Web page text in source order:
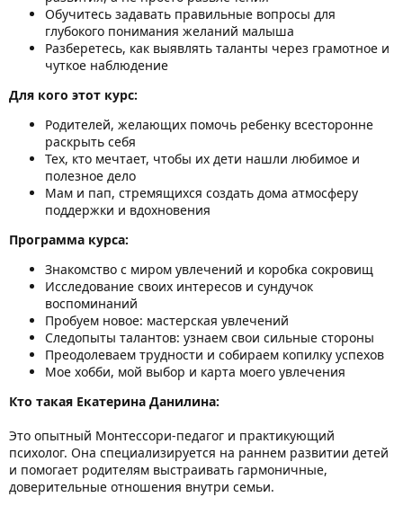
Обучитесь задавать правильные вопросы для
глубокого понимания желаний малыша
Разберетесь, как выявлять таланты через грамотное и
чуткое наблюдение
Для кого этот курс:
Родителей, желающих помочь ребенку всесторонне
раскрыть себя
Тех, кто мечтает, чтобы их дети нашли любимое и
полезное дело
Мам и пап, стремящихся создать дома атмосферу
поддержки и вдохновения
Программа курса:
Знакомство с миром увлечений и коробка сокровищ
Исследование своих интересов и сундучок
воспоминаний
Пробуем новое: мастерская увлечений
Следопыты талантов: узнаем свои сильные стороны
Преодолеваем трудности и собираем копилку успехов
Мое хобби, мой выбор и карта моего увлечения
Кто такая Екатерина Данилина:
Это опытный Монтессори-педагог и практикующий
психолог. Она специализируется на раннем развитии детей
и помогает родителям выстраивать гармоничные,
доверительные отношения внутри семьи.